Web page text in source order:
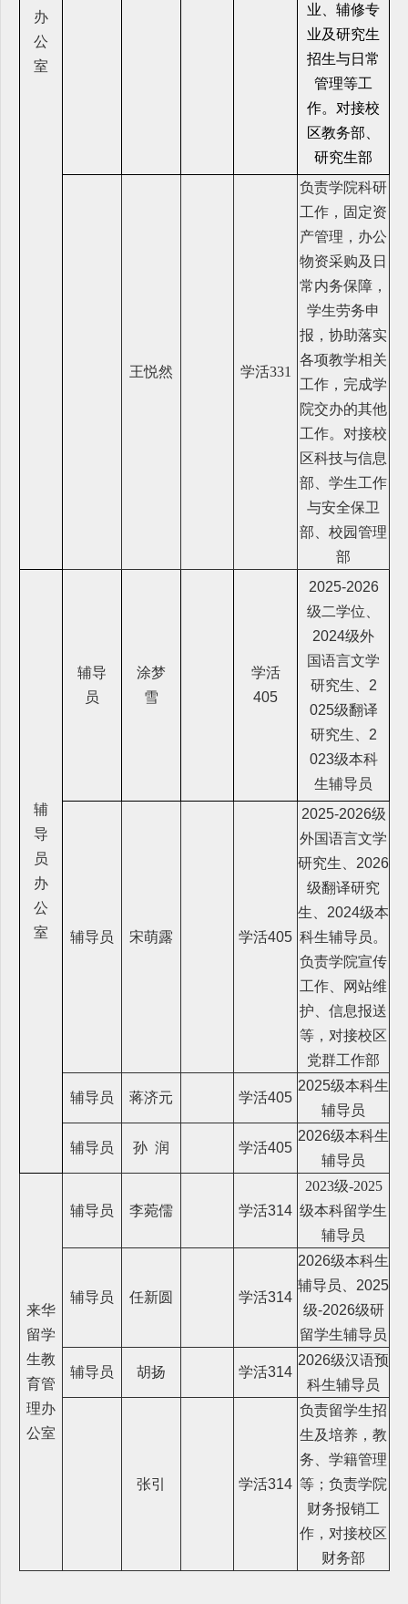
办
公
室
业、辅修专
业及研究生
招生与日常
管理等工
作。对接校
区教务部、
研究生部
王悦然 学活331
负责学院科研
工作，固定资
产管理，办公
物资采购及日
常内务保障，
学生劳务申
报，协助落实
各项教学相关
工作，完成学
院交办的其他
工作。对接校
区科技与信息
部、学生工作
与安全保卫
部、校园管理
部
辅
导
员
办
公
室
辅导
员
涂梦
雪
学活
405
2025-2026
级二学位、
2024级外
国语言文学
研究生、2
025级翻译
研究生、2
023级本科
生辅导员
辅导员 宋萌露 学活405
2025-2026级
外国语言文学
研究生、2026
级翻译研究
生、2024级本
科生辅导员。
负责学院宣传
工作、网站维
护、信息报送
等，对接校区
党群工作部
辅导员 蒋济元 学活405
2025级本科生
辅导员
辅导员 孙 润 学活405
2026级本科生
辅导员
来华
留学
生教
育管
理办
公室
辅导员 李菀儒 学活314
2023级-2025
级本科留学生
辅导员
辅导员 任新圆 学活314
2026级本科生
辅导员、2025
级-2026级研
留学生辅导员
辅导员 胡扬 学活314
2026级汉语预
科生辅导员
张引 学活314
负责留学生招
生及培养，教
务、学籍管理
等；负责学院
财务报销工
作，对接校区
财务部